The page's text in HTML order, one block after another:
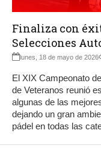
Finaliza con
Selecciones
lunes, 18 de mayo de 2026
El XIX Campeonato
de Veteranos reunió
algunas de las
dejando un gran
pádel en todas las